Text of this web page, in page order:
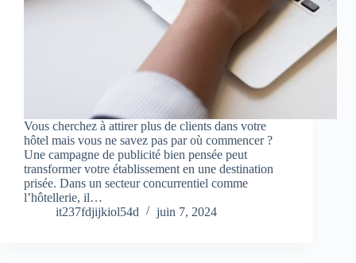
Vous cherchez à attirer plus de clients dans votre
hôtel mais vous ne savez pas par où commencer ?
Une campagne de publicité bien pensée peut
transformer votre établissement en une destination
prisée. Dans un secteur concurrentiel comme
l’hôtellerie, il…
it237fdjijkiol54d
juin 7, 2024